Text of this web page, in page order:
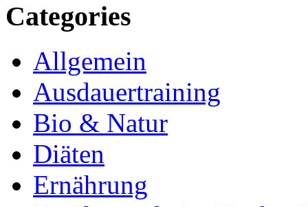
Categories
Allgemein
Ausdauertraining
Bio & Natur
Diäten
Ernährung